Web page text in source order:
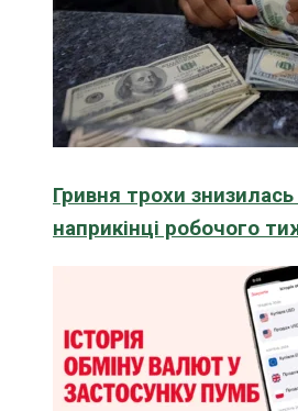
Гривня трохи
наприкінці робочого